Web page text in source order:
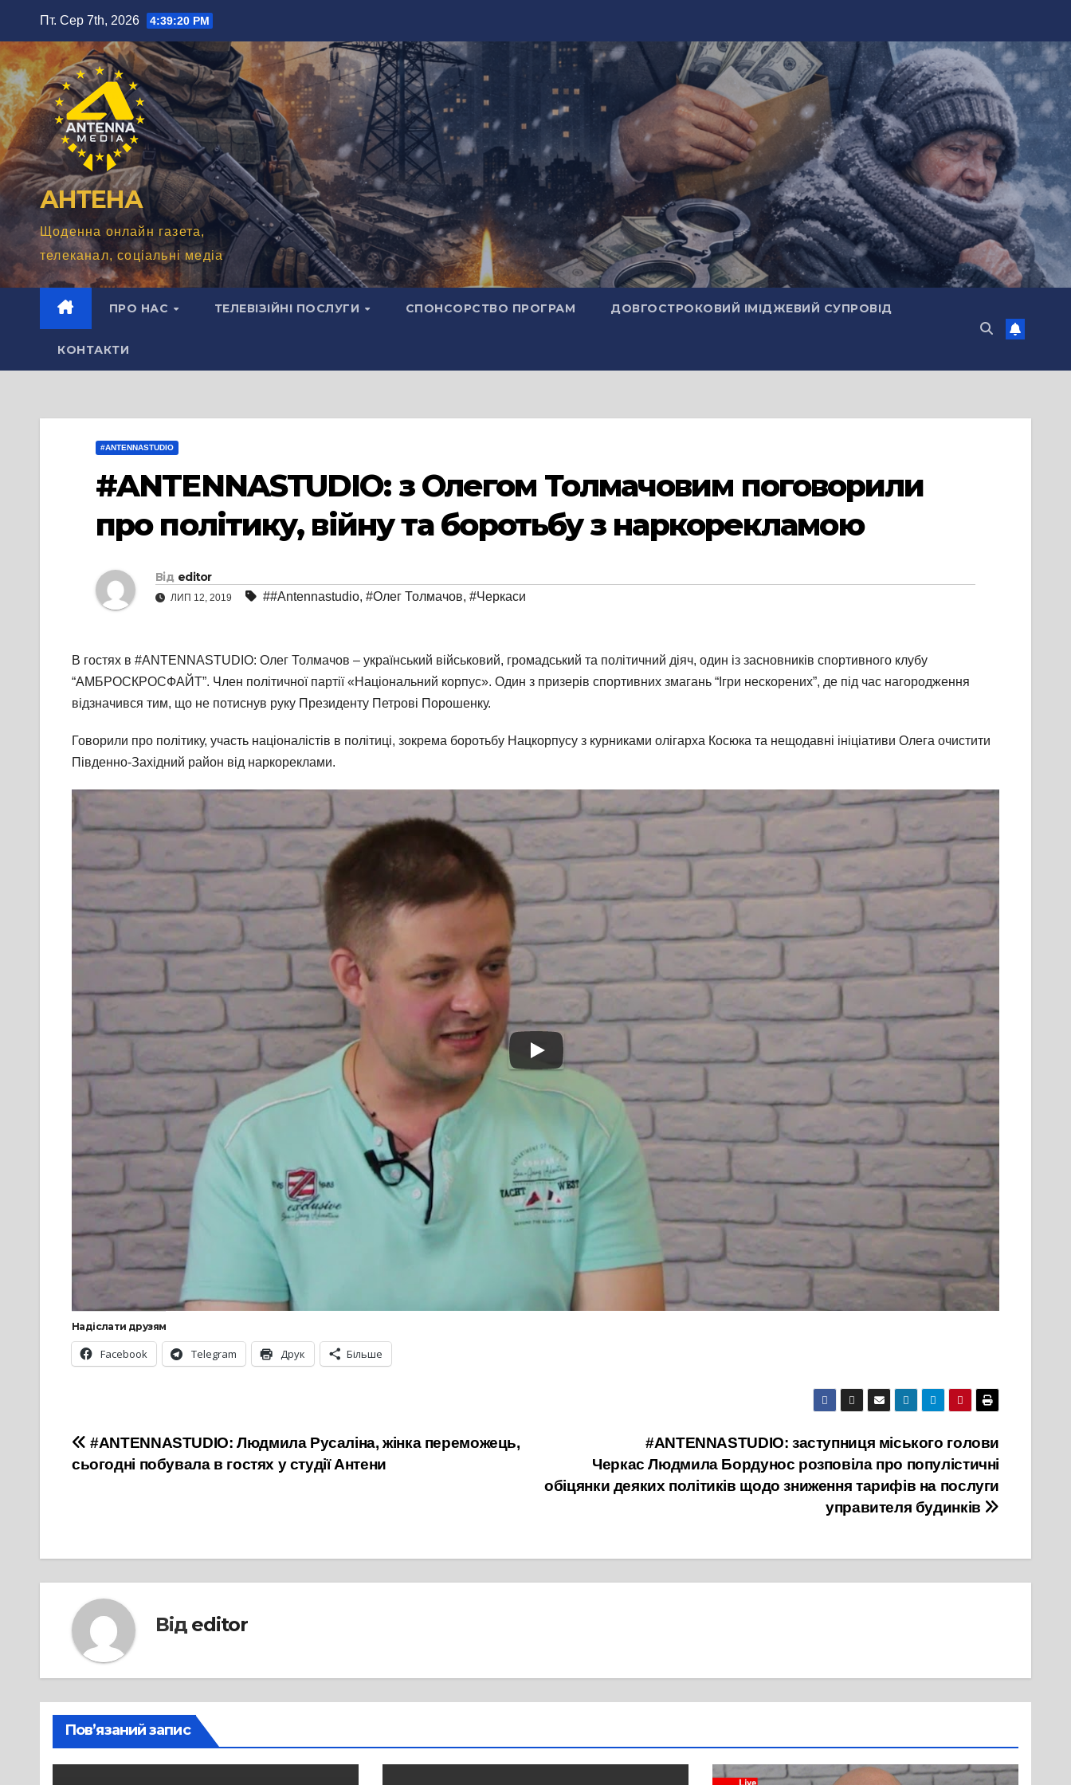
вмісту
Пт. Сер 7th, 2026 4:39:22 PM
АНТЕНА
Щоденна онлайн газета,
телеканал, соціальні медіа
ПРО НАС ТЕЛЕВІЗІЙНІ ПОСЛУГИ СПОНСОРСТВО ПРОГРАМ ДОВГОСТРОКОВИЙ ІМІДЖЕВИЙ СУПРОВІД
КОНТАКТИ
#ANTENNASTUDIO
#ANTENNASTUDIO: з Олегом Толмачовим поговорили
про політику, війну та боротьбу з наркорекламою
Від editor
ЛИП 12, 2019 ##Antennastudio, #Олег Толмачов, #Черкаси
В гостях в #ANTENNASTUDIO: Олег Толмачов – український військовий, громадський та політичний діяч, один із засновників спортивного клубу
“АМБРОСКРОСФАЙТ”. Член політичної партії «Національний корпус». Один з призерів спортивних змагань “Ігри нескорених”, де під час нагородження
відзначився тим, що не потиснув руку Президенту Петрові Порошенку.
Говорили про політику, участь націоналістів в політиці, зокрема боротьбу Нацкорпусу з курниками олігарха Косюка та нещодавні ініціативи Олега очистити
Південно-Західний район від наркореклами.
Надіслати друзям
Facebook Telegram Друк Більше
Навігація
записів
#ANTENNASTUDIO: заступниця міського голови
Черкас Людмила Бордунос розповіла про популістичні
обіцянки деяких політиків щодо зниження тарифів на послуги
управителя будинків
#ANTENNASTUDIO: Людмила Русаліна, жінка переможець,
сьогодні побувала в гостях у студії Антени
Від editor
Пов’язаний запис